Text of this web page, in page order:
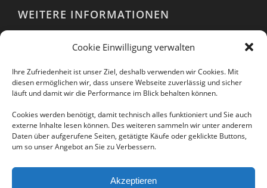
Cookie Einwilligung verwalten
Ihre Zufriedenheit ist unser Ziel, deshalb verwenden wir Cookies. Mit
diesen ermöglichen wir, dass unsere Webseite zuverlässig und sicher
läuft und damit wir die Performance im Blick behalten können.
Cookies werden benötigt, damit technisch alles funktioniert und Sie auch
externe Inhalte lesen können. Des weiteren sammeln wir unter anderem
Daten über aufgerufene Seiten, getätigte Käufe oder geklickte Buttons,
um so unser Angebot an Sie zu Verbessern.
Akzeptieren
WEITERE INFORMATIONEN
AGB
EULA
Datenschutzerklärung
Folgen Sie uns auch in unseren sozialen